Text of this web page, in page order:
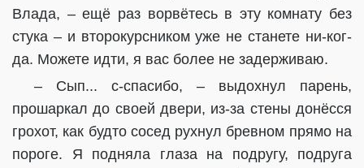
Влада, – ещё раз ворвётесь в эту комнату без
стука – и второкурсником уже не станете ни-ког-
да. Можете идти, я вас более не задерживаю.
– Сып... с-спасибо, – выдохнул парень,
прошаркал до своей двери, из-за стены донёсся
грохот, как будто сосед рухнул бревном прямо на
пороге. Я подняла глаза на подругу, подруга